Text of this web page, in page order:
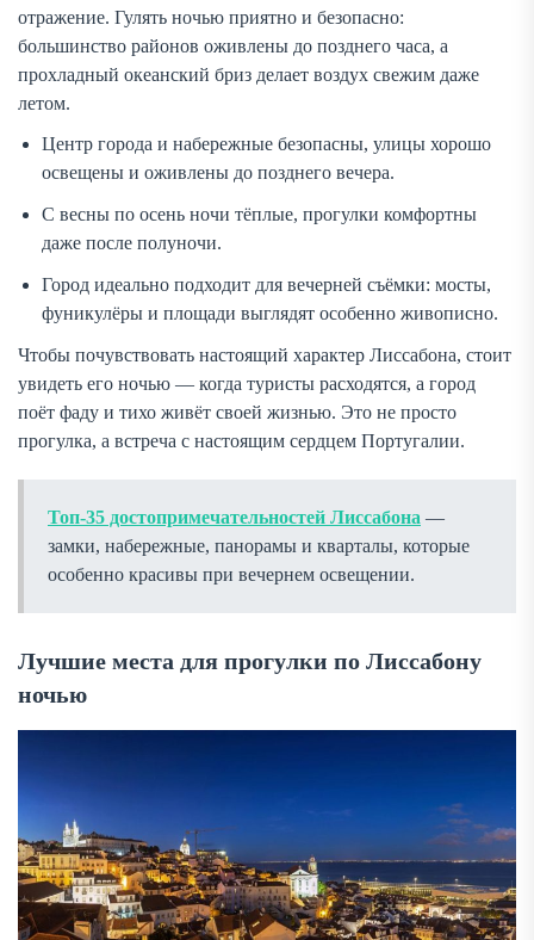
отражение. Гулять ночью приятно и безопасно:
большинство районов оживлены до позднего часа, а
прохладный океанский бриз делает воздух свежим даже
летом.
Центр города и набережные безопасны, улицы хорошо
освещены и оживлены до позднего вечера.
С весны по осень ночи тёплые, прогулки комфортны
даже после полуночи.
Город идеально подходит для вечерней съёмки: мосты,
фуникулёры и площади выглядят особенно живописно.
Чтобы почувствовать настоящий характер Лиссабона, стоит
увидеть его ночью — когда туристы расходятся, а город
поёт фаду и тихо живёт своей жизнью. Это не просто
прогулка, а встреча с настоящим сердцем Португалии.
Топ-35 достопримечательностей Лиссабона —
замки, набережные, панорамы и кварталы, которые
особенно красивы при вечернем освещении.
Лучшие места для прогулки по Лиссабону
ночью